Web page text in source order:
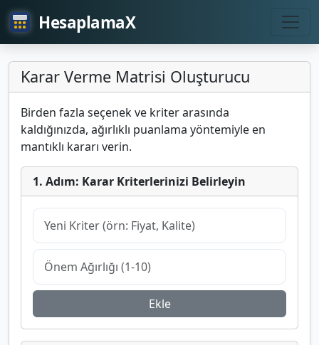
HesaplamaX
Karar Verme Matrisi Oluşturucu
Birden fazla seçenek ve kriter arasında
kaldığınızda, ağırlıklı puanlama yöntemiyle en
mantıklı kararı verin.
1. Adım: Karar Kriterlerinizi Belirleyin
Ekle